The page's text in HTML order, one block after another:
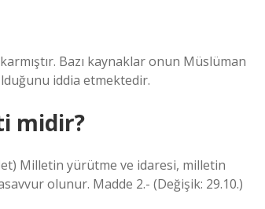
Bazı kaynaklar onun Müslüman
iddia etmektedir.
midir?
Milletin yürütme ve idaresi, milletin
olunur. Madde 2.- (Değişik: 29.10.)